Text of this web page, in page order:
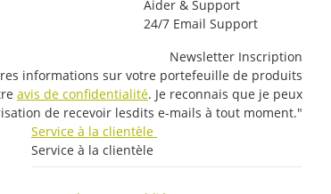
Aider & Support
24/7 Email Support
Newsletter Inscription
informations sur votre portefeuille de produits
avis de confidentialité. Je reconnais que je peux
de recevoir lesdits e-mails à tout moment."
Service à la clientèle
Service à la clientèle